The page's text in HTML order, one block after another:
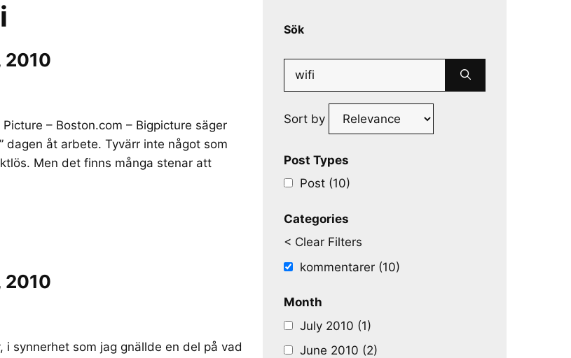
2010
– Boston.com – Bigpicture säger
dagen åt arbete. Tyvärr inte något som
Men det finns många stenar att
2010
synnerhet som jag gnällde en del på vad
Sök
Search
Sort by
Post Types
Post (10)
Categories
< Clear Filters
kommentarer (10)
Month
July 2010 (1)
June 2010 (2)